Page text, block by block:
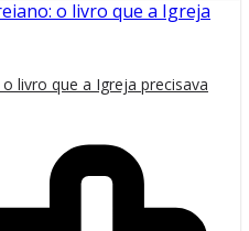
livro que a Igreja precisava